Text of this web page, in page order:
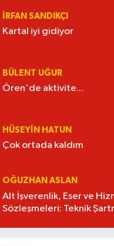
İRFAN SANDIKÇI
Kartal iyi gidiyor
BÜLENT UĞUR
Ören'de aktivite...
HÜSEYIN HATUN
Çok ortada kaldım
OĞUZHAN ASLAN
Alt İşverenlik, Eser ve
Sözleşmeleri: Teknik